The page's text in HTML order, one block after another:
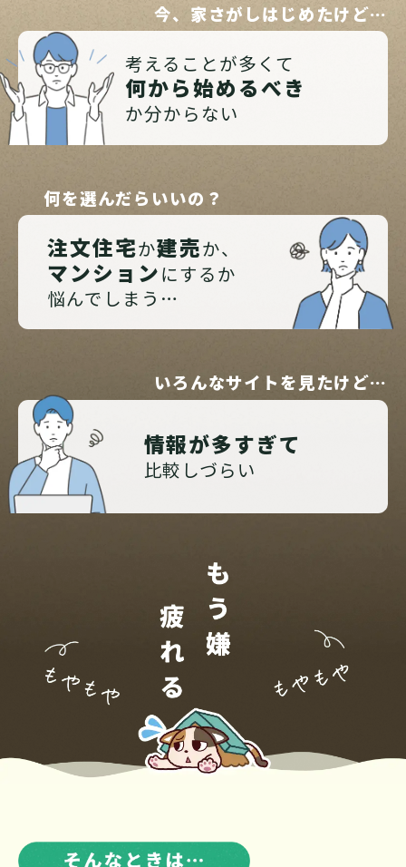
今、家さがしはじめたけど…
考えることが多くて
何から始めるべき
か分からない
何を選んだらいいの？
注文住宅か建売か、
マンションにするか
悩んでしまう…
いろんなサイトを見たけど…
情報が多すぎて
比較しづらい